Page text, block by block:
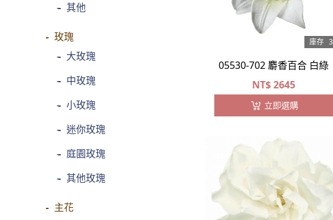
- 其他
玫瑰
- 大玫瑰
- 中玫瑰
- 小玫瑰
- 迷你玫瑰
- 庭園玫瑰
- 其他玫瑰
主花
庫存 3
05530-702 麝香百合 白綠
NT$2645
立即選購